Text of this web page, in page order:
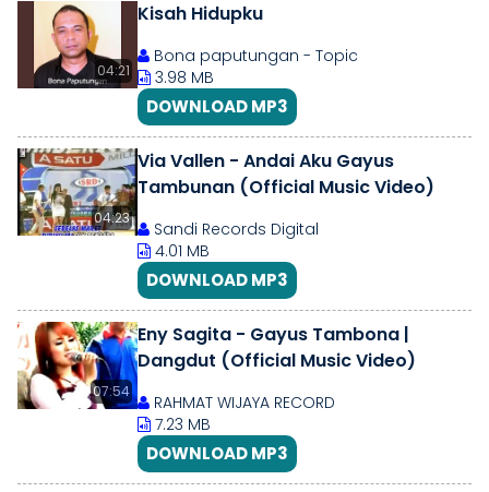
04:21
Kisah Hidupku
Bona paputungan - Topic
3.98 MB
DOWNLOAD MP3
04:23
Via Vallen - Andai Aku Gayus
Tambunan (Official Music Video)
Sandi Records Digital
4.01 MB
DOWNLOAD MP3
07:54
Eny Sagita - Gayus Tambona |
Dangdut (Official Music Video)
RAHMAT WIJAYA RECORD
7.23 MB
DOWNLOAD MP3